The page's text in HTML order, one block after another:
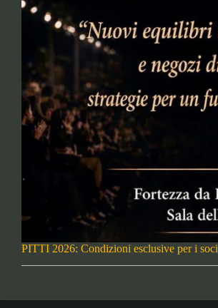
PITTI 2026: Condizioni esclusive per i soci